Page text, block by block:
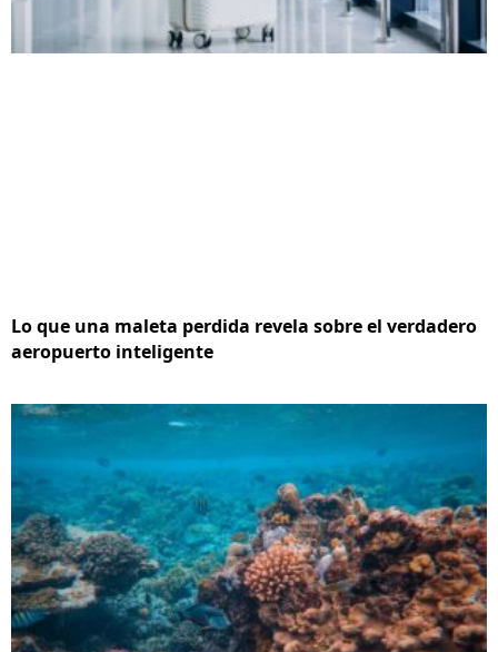
Lo que una maleta perdida revela sobre el verdadero
aeropuerto inteligente